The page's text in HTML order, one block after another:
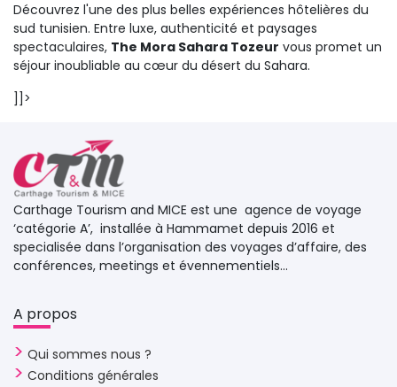
Découvrez l'une des plus belles expériences hôtelières du
sud tunisien. Entre luxe, authenticité et paysages
spectaculaires, The Mora Sahara Tozeur vous promet un
séjour inoubliable au cœur du désert du Sahara.
]]>
Carthage Tourism and MICE est une agence de voyage
‘catégorie A’, installée à Hammamet depuis 2016 et
specialisée dans l’organisation des voyages d’affaire, des
conférences, meetings et évennementiels...
A propos
Qui sommes nous ?
Conditions générales